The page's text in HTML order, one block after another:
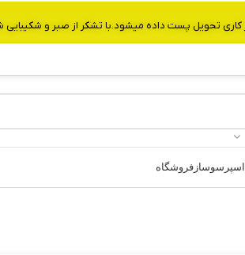
اسپرسوساز فروشگاه